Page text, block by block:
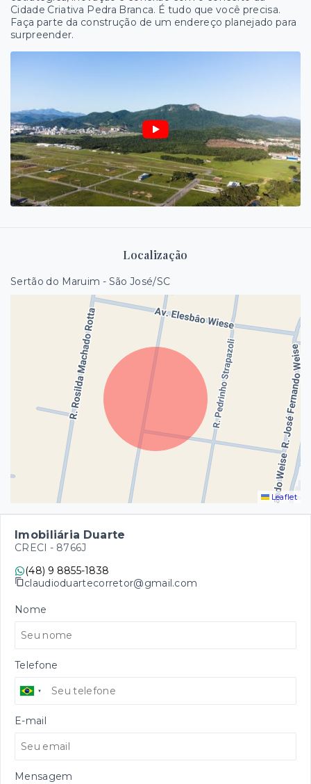
Cidade Criativa Pedra Branca. É tudo que você precisa.
Faça parte da construção de um endereço planejado para
surpreender.
Localização
Sertão do Maruim - São José/SC
Leaflet
Imobiliária Duarte
CRECI - 8766J
(48) 9 8855-1838
claudioduartecorretor@gmail.com
Nome
Telefone
E-mail
Mensagem